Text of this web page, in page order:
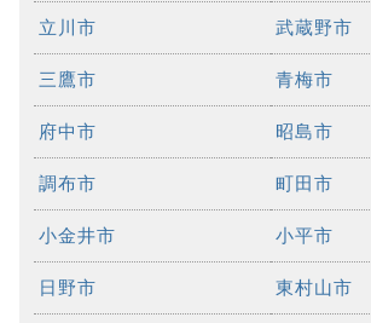
立川市 武蔵野市
三鷹市 青梅市
府中市 昭島市
調布市 町田市
小金井市 小平市
日野市 東村山市